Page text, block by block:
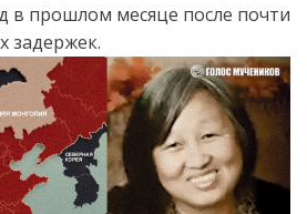
в прошлом месяце после почти
задержек.